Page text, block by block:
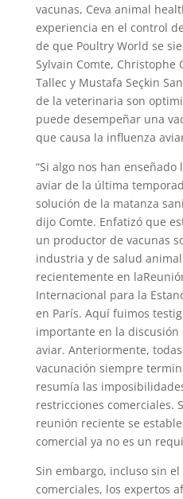
vacunas, Ceva animal
experiencia en el control
de que Poultry World se
Sylvain Comte, Christophe
Tallec y Mustafa Seçkin
de la veterinaria son
puede desempeñar una
que causa la influenza
“Si algo nos han
aviar de la última
solución de la matanza
dijo Comte. Enfatizó que
un productor de vacunas
industria y de salud
recientemente en
Internacional para la
en París. Aquí fuimos
importante en la discusión
aviar. Anteriormente,
vacunación siempre
resumía las
restricciones comerciales.
reunión reciente se
comercial ya no es un
Sin embargo, incluso sin
comerciales, los expertos